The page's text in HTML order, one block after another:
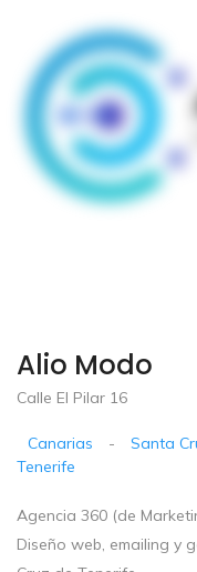
Alio Modo
Calle El Pilar 16
Canarias - Santa
Tenerife
Agencia 360 (de
Diseño web, emailing y